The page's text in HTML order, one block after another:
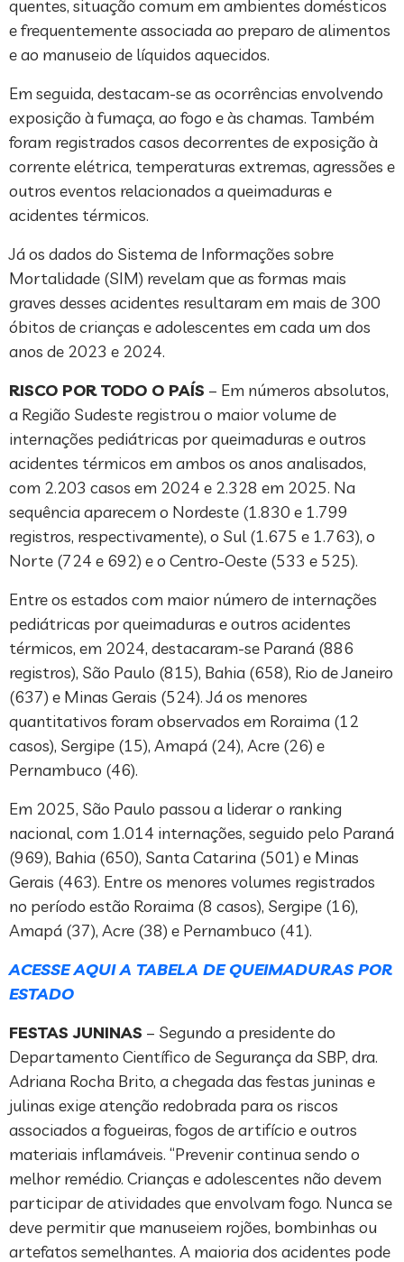
quentes, situação comum em ambientes domésticos
e frequentemente associada ao preparo de alimentos
e ao manuseio de líquidos aquecidos.
Em seguida, destacam-se as ocorrências envolvendo
exposição à fumaça, ao fogo e às chamas. Também
foram registrados casos decorrentes de exposição à
corrente elétrica, temperaturas extremas, agressões e
outros eventos relacionados a queimaduras e
acidentes térmicos.
Já os dados do Sistema de Informações sobre
Mortalidade (SIM) revelam que as formas mais
graves desses acidentes resultaram em mais de 300
óbitos de crianças e adolescentes em cada um dos
anos de 2023 e 2024.
RISCO POR TODO O PAÍS – Em números absolutos,
a Região Sudeste registrou o maior volume de
internações pediátricas por queimaduras e outros
acidentes térmicos em ambos os anos analisados,
com 2.203 casos em 2024 e 2.328 em 2025. Na
sequência aparecem o Nordeste (1.830 e 1.799
registros, respectivamente), o Sul (1.675 e 1.763), o
Norte (724 e 692) e o Centro-Oeste (533 e 525).
Entre os estados com maior número de internações
pediátricas por queimaduras e outros acidentes
térmicos, em 2024, destacaram-se Paraná (886
registros), São Paulo (815), Bahia (658), Rio de Janeiro
(637) e Minas Gerais (524). Já os menores
quantitativos foram observados em Roraima (12
casos), Sergipe (15), Amapá (24), Acre (26) e
Pernambuco (46).
Em 2025, São Paulo passou a liderar o ranking
nacional, com 1.014 internações, seguido pelo Paraná
(969), Bahia (650), Santa Catarina (501) e Minas
Gerais (463). Entre os menores volumes registrados
no período estão Roraima (8 casos), Sergipe (16),
Amapá (37), Acre (38) e Pernambuco (41).
ACESSE AQUI A TABELA DE QUEIMADURAS POR
ESTADO
FESTAS JUNINAS – Segundo a presidente do
Departamento Científico de Segurança da SBP, dra.
Adriana Rocha Brito, a chegada das festas juninas e
julinas exige atenção redobrada para os riscos
associados a fogueiras, fogos de artifício e outros
materiais inflamáveis. “Prevenir continua sendo o
melhor remédio. Crianças e adolescentes não devem
participar de atividades que envolvam fogo. Nunca se
deve permitir que manuseiem rojões, bombinhas ou
artefatos semelhantes. A maioria dos acidentes pode